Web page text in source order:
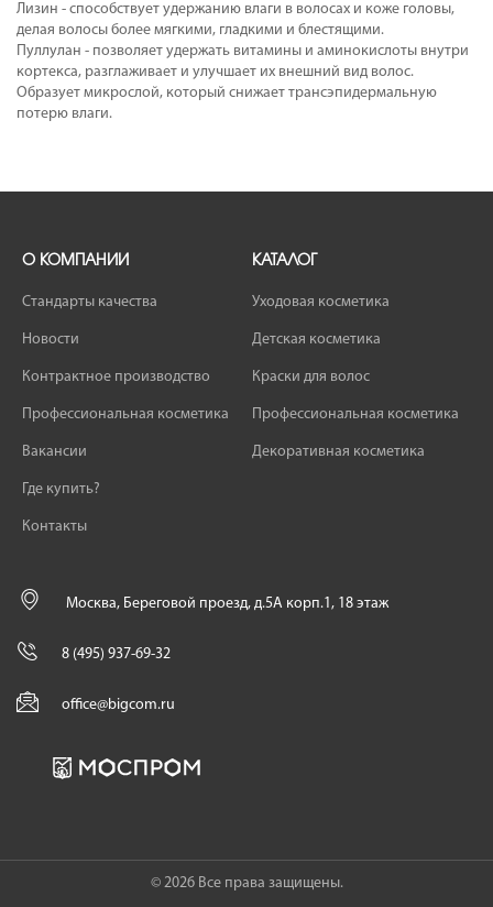
Лизин - способствует удержанию влаги в волосах и коже головы,
делая волосы более мягкими, гладкими и блестящими.
Пуллулан - позволяет удержать витамины и аминокислоты внутри
кортекса, разглаживает и улучшает их внешний вид волос.
Образует микрослой, который снижает трансэпидермальную
потерю влаги.
О КОМПАНИИ
Стандарты качества
Новости
Контрактное производство
Профессиональная косметика
Вакансии
Где купить?
Контакты
КАТАЛОГ
Уходовая косметика
Детская косметика
Краски для волос
Профессиональная косметика
Декоративная косметика
Москва, Береговой проезд, д.5А корп.1, 18 этаж
8 (495) 937-69-32
office@bigcom.ru
© 2026 Все права защищены.